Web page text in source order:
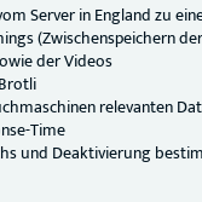
Server in England zu
(Zwischenspeichern
der Videos
relevanten
Time
und Deaktivierung